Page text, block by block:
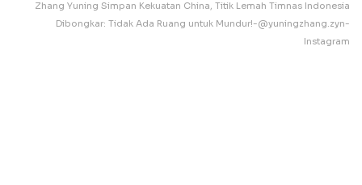
Zhang Yuning Simpan Kekuatan China, Titik Lemah Timnas Indonesia
Dibongkar: Tidak Ada Ruang untuk Mundur!-@yuningzhang.zyn-
Instagram